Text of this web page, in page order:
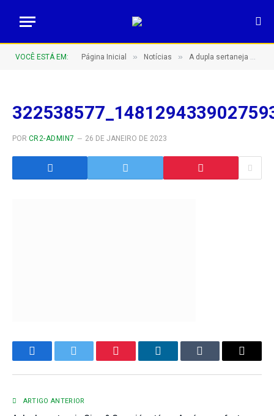
VOCÊ ESTÁ EM: Página Inicial » Notícias » A dupla sertaneja Gino & Geno já está em Apuí para a festa de aniversário que começa logo mais
POR CR2-ADMIN7 26 DE JANEIRO DE 2023
FacebookTwitter Pinterest LinkedInTumblr
E-
ARTIGO ANTERIOR